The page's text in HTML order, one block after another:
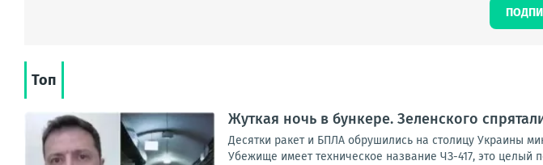
Топ
Жуткая ночь в бункере. Зеленского
Десятки ракет и БПЛА обрушились на столицу Украины
Убежище имеет техническое название ЧЗ-417, это целый